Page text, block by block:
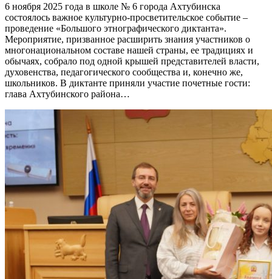
6 ноября 2025 года в школе № 6 города Ахтубинска
состоялось важное культурно-просветительское событие –
проведение «Большого этнографического диктанта».
Мероприятие, призванное расширить знания участников о
многонациональном составе нашей страны, ее традициях и
обычаях, собрало под одной крышей представителей власти,
духовенства, педагогического сообщества и, конечно же,
школьников. В диктанте приняли участие почетные гости:
глава Ахтубинского района…